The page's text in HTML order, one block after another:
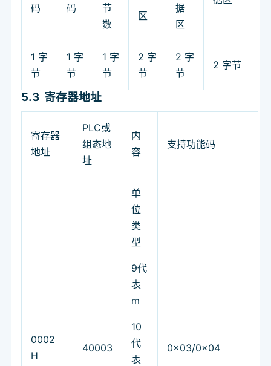
码 码
节
数
区
据
区
1 字
节
1 字
节
1 字
节
2 字
节
2 字
节
2 字节
5.3 寄存器地址
寄存器
地址
PLC或
组态地
址
内
容
支持功能码
0002
H
40003
单
位
类
型
9代
表
m
10
代
表
0x03/0x04